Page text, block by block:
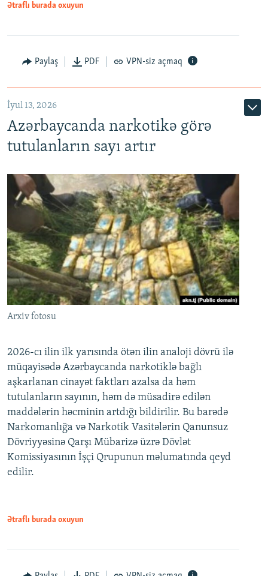
Ətraflı burada oxuyun
Paylaş PDF VPN-siz açmaq
İyul 13, 2026
Azərbaycanda narkotikə görə
tutulanların sayı artır
Arxiv fotosu
2026-cı ilin ilk yarısında ötən ilin analoji dövrü ilə
müqayisədə Azərbaycanda narkotiklə bağlı
aşkarlanan cinayət faktları azalsa da həm
tutulanların sayının, həm də müsadirə edilən
maddələrin həcminin artdığı bildirilir. Bu barədə
Narkomanlığa və Narkotik Vasitələrin Qanunsuz
Dövriyyəsinə Qarşı Mübarizə üzrə Dövlət
Komissiyasının İşçi Qrupunun məlumatında qeyd
edilir.
Ətraflı burada oxuyun